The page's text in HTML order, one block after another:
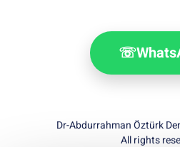
☏
Dr-Abdurrahman Öztürk
All rights